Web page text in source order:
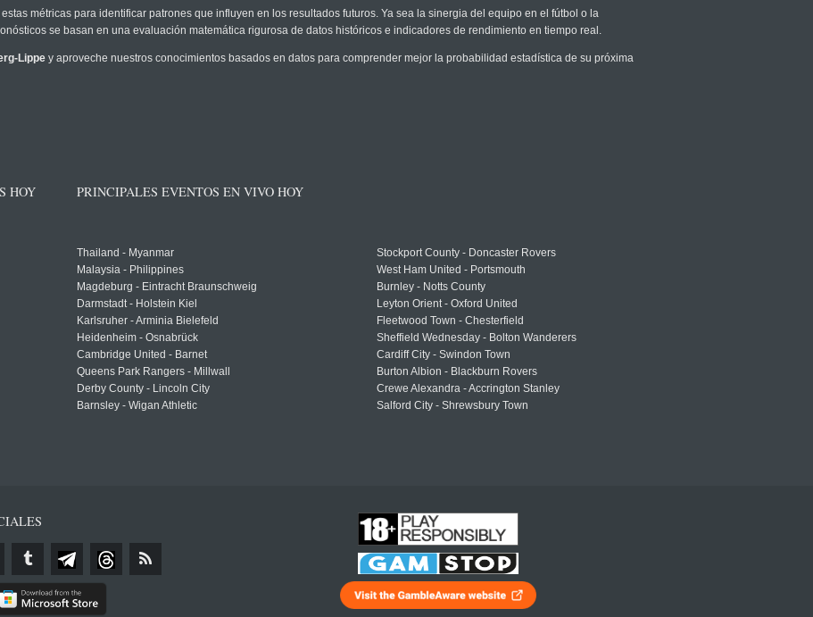
métricas para identificar patrones que influyen en los resultados futuros. Ya sea la sinergia del equipo en el fútbol o la
se basan en una evaluación matemática rigurosa de datos históricos e indicadores de rendimiento en tiempo real.
Lippe y aproveche nuestros conocimientos basados en datos para comprender mejor la probabilidad estadística de su próxima
HOY PRINCIPALES EVENTOS EN VIVO HOY
Thailand - Myanmar
Malaysia - Philippines
Magdeburg - Eintracht Braunschweig
Darmstadt - Holstein Kiel
Karlsruher - Arminia Bielefeld
Heidenheim - Osnabrück
Cambridge United - Barnet
Queens Park Rangers - Millwall
Derby County - Lincoln City
Barnsley - Wigan Athletic
Stockport County - Doncaster Rovers
West Ham United - Portsmouth
Burnley - Notts County
Leyton Orient - Oxford United
Fleetwood Town - Chesterfield
Sheffield Wednesday - Bolton Wanderers
Cardiff City - Swindon Town
Burton Albion - Blackburn Rovers
Crewe Alexandra - Accrington Stanley
Salford City - Shrewsbury Town